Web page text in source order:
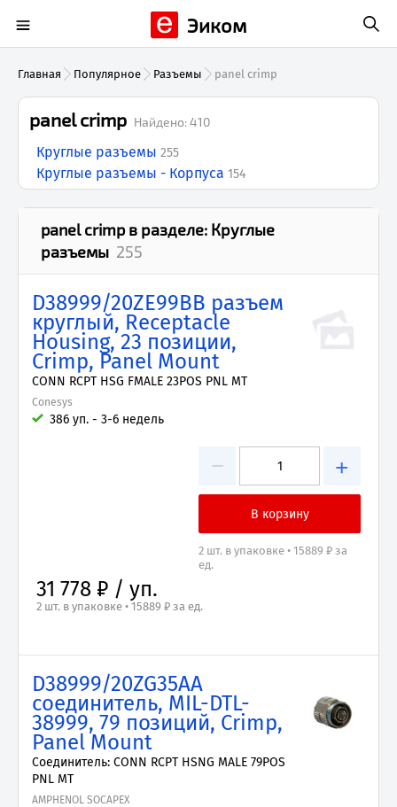
Эиком
Главная Популярное Разъемы panel crimp
panel crimp Найдено:410
Круглые разъемы 255
Круглые разъемы - Корпуса 154
panel crimpв разделе: Круглые
разъемы 255
D38999/20ZE99BB разъем
круглый, Receptacle
Housing, 23 позиции,
Crimp, Panel Mount
CONN RCPT HSG FMALE 23POS PNL MT
Conesys
386 уп. - 3-6 недель
− +
2 шт. в упаковке • 15889 ₽ за
ед.
31 778 ₽ / уп.
2 шт. в упаковке • 15889 ₽ за ед.
D38999/20ZG35AA
соединитель, MIL-DTL-
38999, 79 позиций, Crimp,
Panel Mount
Соединитель: CONN RCPT HSNG MALE 79POS
PNL MT
AMPHENOL SOCAPEX